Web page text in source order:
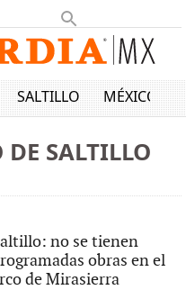
SALTILLO MÉXICO
SALTILLO
no se tienen
obras en el
de Mirasierra